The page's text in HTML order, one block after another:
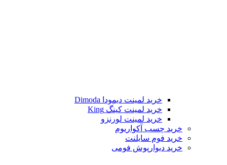
خرید لمینت دیمودا Dimoda
خرید لمینت کینگ King
خرید لمینت لورنزو
خرید چسب آکواریوم
خرید فوم سایلنت
خرید دیوارپوش فومی